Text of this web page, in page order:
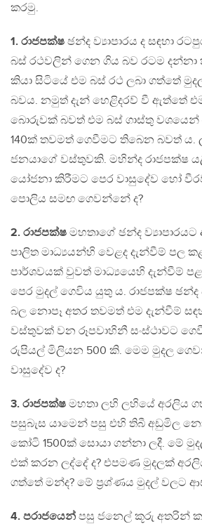
කරමු.
1. රාජපක්ෂ ඡන්ද ව්‍යාපාරය ද සඳහා
බස් රථවලින් ගෙන ගිය බව රටම
කියා සිටියේ එම බස් රථ ලබා ගත්තේ
බවය. නමුත් දැන් හෙළිදරව් වී ඇත්තේ එම
බොරුවක් බවත් එම බස් ගාස්තු
140ක් තවමත් ගෙවීමට තිබෙන බවත් ය.
ජනයාගේ වස්තුවකි. මහින්ද රාජපක්ෂ
යෝජනා කිරීමට පෙර වාසුදේව හෝ
පොලිය සමඟ ගෙවන්නේ ද?
2. රාජපක්ෂ මහතාගේ ඡන්ද
පාලිත මාධ්‍යයන්හි වෙළද දැන්වීම් පල
පාර්ශවයක් වුවත් මාධ්‍යයෙහි දැන්වීම්
පෙර මුදල් ගෙවිය යුතු ය. රාජපක්ෂ ඡන්ද
බල නොපෑ අතර තවමත් එම දැන්වීම්
වස්තුවක් වන රූපවාහිනී සංස්ථාවට
රුපියල් මිලියන 500 කි. මෙම මුදල
වාසුදේව ද?
3. රාජපක්ෂ මහතා ලහි ලහියේ අරලිය
පසුබැස යාමෙන් පසු එහි තිබී අඩුමිල
කෝටි 1500ක් සොයා ගන්නා ලදී. මේ
එක් කරන ලද්දේ ද? එපමණ මුදලක්
ගත්තේ මන්ද? මේ ප්‍රශ්ණය මුදල් වලට
4. පරාජයෙන් පසු ජනෙල් කූරු අතරින්